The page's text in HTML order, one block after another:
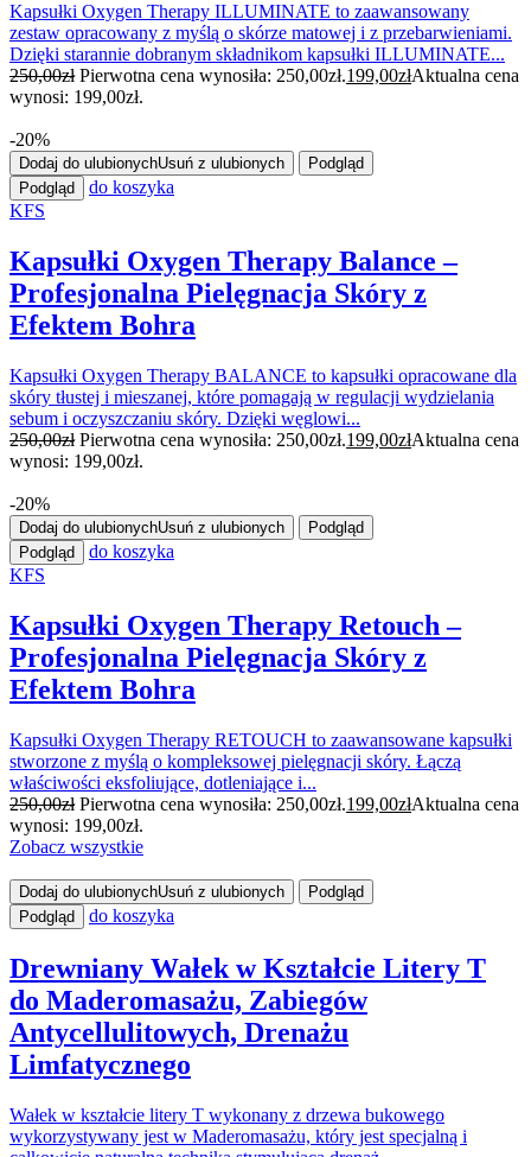
Kapsułki Oxygen Therapy ILLUMINATE to zaawansowany
zestaw opracowany z myślą o skórze matowej i z przebarwieniami.
Dzięki starannie dobranym składnikom kapsułki ILLUMINATE...
250,00zł Pierwotna cena wynosiła: 250,00zł.199,00złAktualna cena
wynosi: 199,00zł.
-20%
Dodaj do ulubionychUsuń z ulubionych
Podgląd
Podgląd
do koszyka
KFS
Kapsułki Oxygen Therapy Balance –
Profesjonalna Pielęgnacja Skóry z
Efektem Bohra
Kapsułki Oxygen Therapy BALANCE to kapsułki opracowane dla
skóry tłustej i mieszanej, które pomagają w regulacji wydzielania
sebum i oczyszczaniu skóry. Dzięki węglowi...
250,00zł Pierwotna cena wynosiła: 250,00zł.199,00złAktualna cena
wynosi: 199,00zł.
-20%
Dodaj do ulubionychUsuń z ulubionych
Podgląd
Podgląd
do koszyka
KFS
Kapsułki Oxygen Therapy Retouch –
Profesjonalna Pielęgnacja Skóry z
Efektem Bohra
Kapsułki Oxygen Therapy RETOUCH to zaawansowane kapsułki
stworzone z myślą o kompleksowej pielęgnacji skóry. Łączą
właściwości eksfoliujące, dotleniające i...
250,00zł Pierwotna cena wynosiła: 250,00zł.199,00złAktualna cena
wynosi: 199,00zł.
Zobacz wszystkie
Dodaj do ulubionychUsuń z ulubionych
Podgląd
Podgląd
do koszyka
Drewniany Wałek w Kształcie Litery T
do Maderomasażu, Zabiegów
Antycellulitowych, Drenażu
Limfatycznego
Wałek w kształcie litery T wykonany z drzewa bukowego
wykorzystywany jest w Maderomasażu, który jest specjalną i